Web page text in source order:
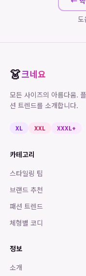
도
👗크네요
모든 사이즈의 아름다움.
션 트렌드를 소개합니다.
XL XXL XXXL+
카테고리
스타일링 팁
브랜드 추천
패션 트렌드
체형별 코디
정보
소개